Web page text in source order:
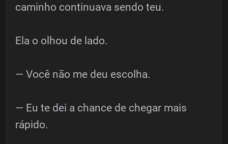
caminho continuava sendo teu.
Ela o olhou de lado.
— Você não me deu escolha.
— Eu te dei a chance de chegar mais
rápido.